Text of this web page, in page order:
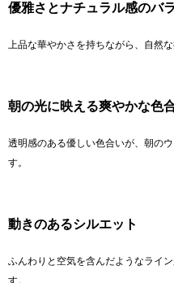
優雅さとナチュラル感のバ
上品な華やかさを持ちながら、自然
朝の光に映える爽やかな色
透明感のある優しい色合いが、朝の
す。
動きのあるシルエット
ふんわりと空気を含んだようなライ
す。